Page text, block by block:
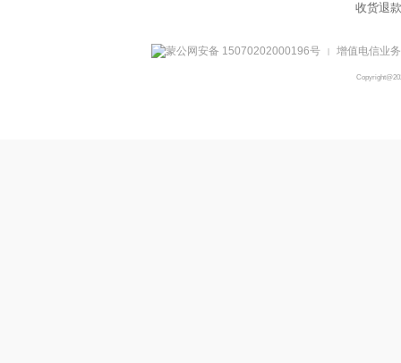
收货退款
蒙公网安备 15070202000196号 增值电信业